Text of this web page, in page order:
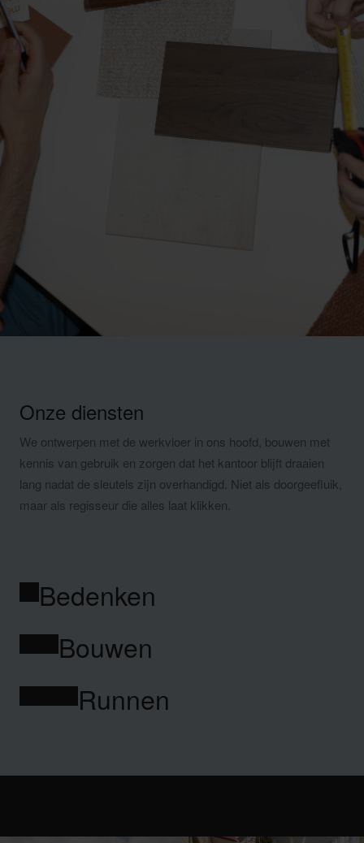
Onze diensten
We ontwerpen met de werkvloer in ons hoofd, bouwen met
kennis van gebruik en zorgen dat het kantoor blijft draaien
lang nadat de sleutels zijn overhandigd. Niet als doorgeefluik,
maar als regisseur die alles laat klikken.
Bedenken
Bouwen
Runnen